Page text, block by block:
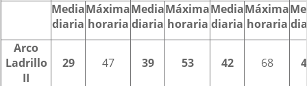
Media
diaria
Máxima
horaria
Media
diaria
Máxima
horaria
Media
diaria
Máxima
horaria
Arco
Ladrillo
II
29 47 39 53 42 68